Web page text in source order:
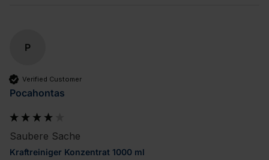
P
Verified Customer
Pocahontas
Saubere Sache
Kraftreiniger Konzentrat 1000 ml